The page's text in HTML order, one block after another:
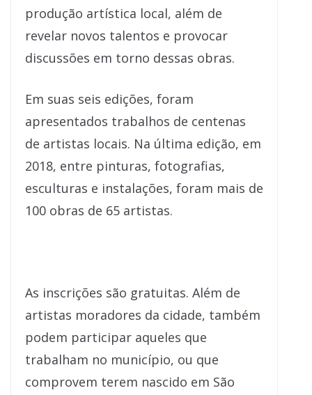
produção artística local, além de
revelar novos talentos e provocar
discussões em torno dessas obras.
Em suas seis edições, foram
apresentados trabalhos de centenas
de artistas locais. Na última edição, em
2018, entre pinturas, fotografias,
esculturas e instalações, foram mais de
100 obras de 65 artistas.
As inscrições são gratuitas. Além de
artistas moradores da cidade, também
podem participar aqueles que
trabalham no município, ou que
comprovem terem nascido em São